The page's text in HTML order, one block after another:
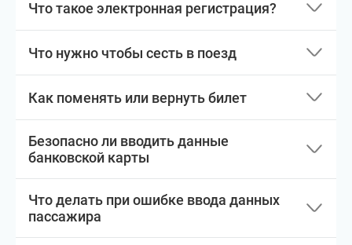
Что такое электронная регистрация?
Что нужно чтобы сесть в поезд
Как поменять или вернуть билет
Безопасно ли вводить данные
банковской карты
Что делать при ошибке ввода данных
пассажира